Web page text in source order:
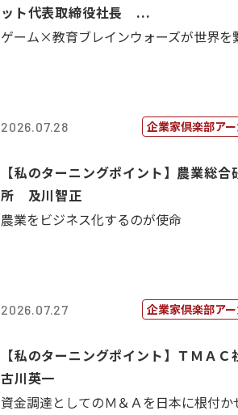
ット代表取締役社長 ...
ゲーム×教育ブレインウォーズが世界を
2026.07.28 企業家倶楽部ア
【私のターニングポイント】農業総合
所 及川智正
農業をビジネス化するのが使命
2026.07.27 企業家倶楽部ア
【私のターニングポイント】ＴＭＡ
古川英一
資金調達としてのＭ＆Ａを日本に根付か